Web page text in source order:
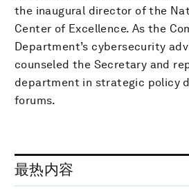
the inaugural director of the
Center of Excellence. As the
Department’s cybersecurity
counseled the Secretary and
department in strategic policy
forums.
最热内容